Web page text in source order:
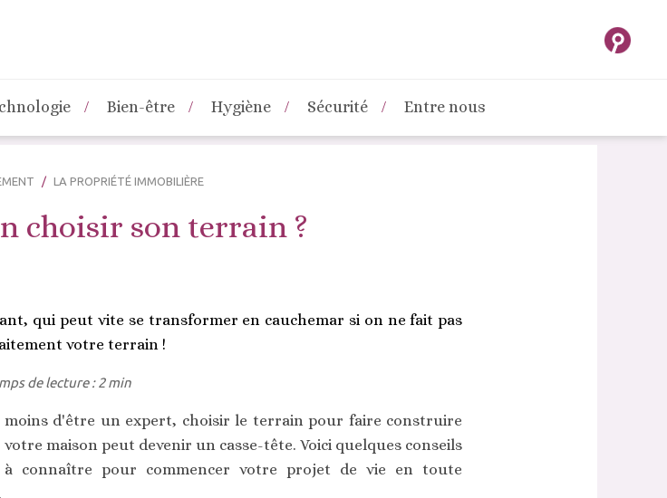
Bien-être Hygiène Sécurité Entre nous
LA PROPRIÉTÉ IMMOBILIÈRE
choisir son terrain ?
qui peut vite se transformer en cauchemar si on ne fait pas
votre terrain !
de lecture : 2 min
moins d'être un expert, choisir le terrain pour faire construire
votre maison peut devenir un casse-tête. Voici quelques conseils
à connaître pour commencer votre projet de vie en toute